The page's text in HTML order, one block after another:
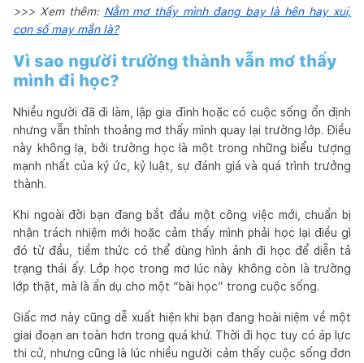
>>> Xem thêm: Nằm mơ thấy mình đang bay là hên hay xui,
con số may mắn là?
Vì sao người trưởng thành vẫn mơ thấy
mình đi học?
Nhiều người đã đi làm, lập gia đình hoặc có cuộc sống ổn định
nhưng vẫn thỉnh thoảng mơ thấy mình quay lại trường lớp. Điều
này không lạ, bởi trường học là một trong những biểu tượng
mạnh nhất của ký ức, kỷ luật, sự đánh giá và quá trình trưởng
thành.
Khi ngoài đời bạn đang bắt đầu một công việc mới, chuẩn bị
nhận trách nhiệm mới hoặc cảm thấy mình phải học lại điều gì
đó từ đầu, tiềm thức có thể dùng hình ảnh đi học để diễn tả
trạng thái ấy. Lớp học trong mơ lúc này không còn là trường
lớp thật, mà là ẩn dụ cho một “bài học” trong cuộc sống.
Giấc mơ này cũng dễ xuất hiện khi bạn đang hoài niệm về một
giai đoạn an toàn hơn trong quá khứ. Thời đi học tuy có áp lực
thi cử, nhưng cũng là lúc nhiều người cảm thấy cuộc sống đơn